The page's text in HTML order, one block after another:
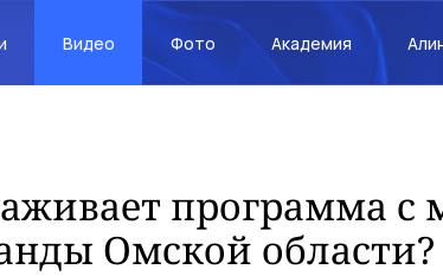
Видео Фото Академия
программа
Омской области?